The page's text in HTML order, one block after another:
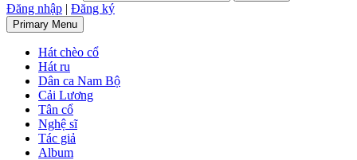
Đăng nhập | Đăng ký
Primary Menu
Hát chèo cổ
Hát ru
Dân ca Nam Bộ
Cải Lương
Tân cổ
Nghệ sĩ
Tác giả
Album